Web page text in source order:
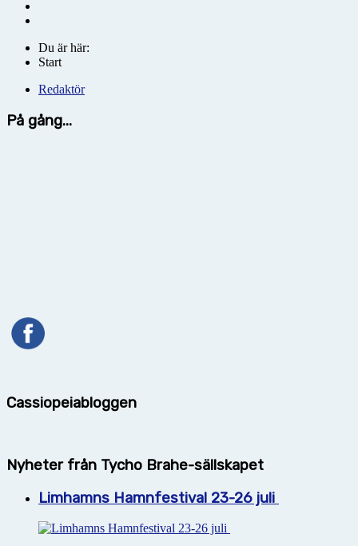
Du är här:
Start
Redaktör
På gång...
Cassiopeiabloggen
Nyheter från Tycho Brahe-sällskapet
Limhamns Hamnfestival 23-26 juli